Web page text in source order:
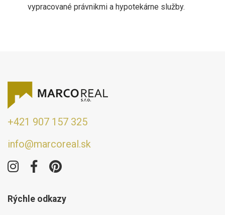
vypracované právnikmi a hypotekárne služby.
+421 907 157 325
info@marcoreal.sk
Rýchle odkazy